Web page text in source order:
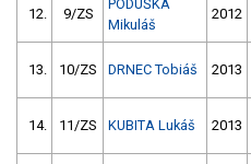
12. 9/ZS
PODUŠKA
Mikuláš
2012
13. 10/ZS DRNEC Tobiáš 2013
14. 11/ZS KUBITA Lukáš 2013